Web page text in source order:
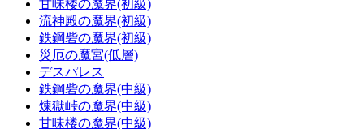
甘味楼の魔界(初級)
流神殿の魔界(初級)
鉄鋼砦の魔界(初級)
災厄の魔宮(低層)
デスパレス
鉄鋼砦の魔界(中級)
煉獄峠の魔界(中級)
甘味楼の魔界(中級)